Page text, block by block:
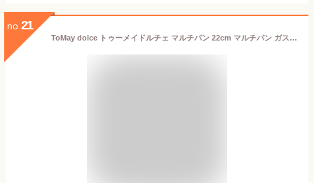
no. 21
ToMay dolce トゥーメイドルチェ マルチパン 22cm マルチパン ガス 和平フレイズ IH対応 ガラス蓋 ホワイト 深型フライパン ふっ素樹脂加工 高耐久 ステンレス製 ざる付 コンパクト ショートハンドル 1台7役 おしゃれ かわいい 重なる